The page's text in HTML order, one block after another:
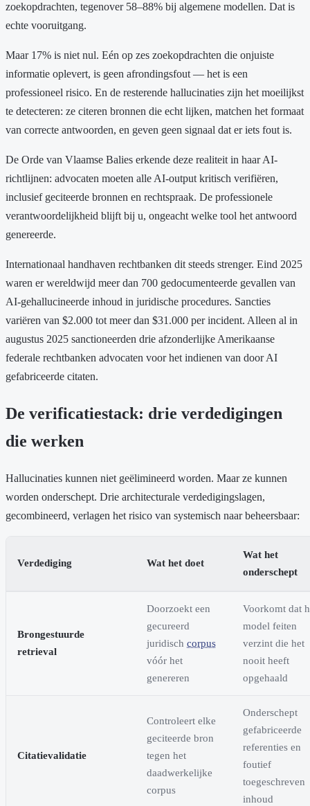
zoekopdrachten, tegenover 58–88% bij algemene modellen. Dat is
echte vooruitgang.
Maar 17% is niet nul. Eén op zes zoekopdrachten die onjuiste
informatie oplevert, is geen afrondingsfout — het is een
professioneel risico. En de resterende hallucinaties zijn het moeilijkst
te detecteren: ze citeren bronnen die echt lijken, matchen het formaat
van correcte antwoorden, en geven geen signaal dat er iets fout is.
De Orde van Vlaamse Balies erkende deze realiteit in haar AI-
richtlijnen: advocaten moeten alle AI-output kritisch verifiëren,
inclusief geciteerde bronnen en rechtspraak. De professionele
verantwoordelijkheid blijft bij u, ongeacht welke tool het antwoord
genereerde.
Internationaal handhaven rechtbanken dit steeds strenger. Eind 2025
waren er wereldwijd meer dan 700 gedocumenteerde gevallen van
AI-gehallucineerde inhoud in juridische procedures. Sancties
variëren van $2.000 tot meer dan $31.000 per incident. Alleen al in
augustus 2025 sanctioneerden drie afzonderlijke Amerikaanse
federale rechtbanken advocaten voor het indienen van door AI
gefabriceerde citaten.
De verificatiestack: drie verdedigingen
die werken
Hallucinaties kunnen niet geëlimineerd worden. Maar ze kunnen
worden onderschept. Drie architecturale verdedigingslagen,
gecombineerd, verlagen het risico van systemisch naar beheersbaar:
Verdediging Wat het doet
Wat het
onderschept
Brongestuurde
retrieval
Doorzoekt een
gecureerd
juridisch corpus
vóór het
genereren
Voorkomt dat
model feiten
verzint die het
nooit heeft
opgehaald
Citatievalidatie
Controleert elke
geciteerde bron
tegen het
daadwerkelijke
corpus
Onderschept
gefabriceerde
referenties en
foutief
toegeschreven
inhoud